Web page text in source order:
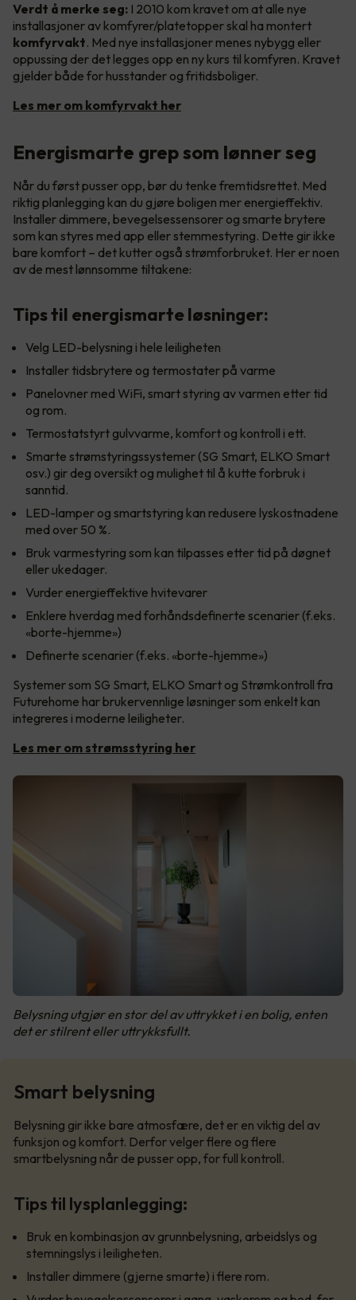
Verdt å merke seg: I 2010 kom kravet om at alle nye
installasjoner av komfyrer/platetopper skal ha montert
komfyrvakt. Med nye installasjoner menes nybygg eller
oppussing der det legges opp en ny kurs til komfyren. Kravet
gjelder både for husstander og fritidsboliger.
Les mer om komfyrvakt her
Energismarte grep som lønner seg
Når du først pusser opp, bør du tenke fremtidsrettet. Med
riktig planlegging kan du gjøre boligen mer energieffektiv.
Installer dimmere, bevegelsessensorer og smarte brytere
som kan styres med app eller stemmestyring. Dette gir ikke
bare komfort – det kutter også strømforbruket. Her er noen
av de mest lønnsomme tiltakene:
Tips til energismarte løsninger:
Velg LED-belysning i hele leiligheten
Installer tidsbrytere og termostater på varme
Panelovner med WiFi, smart styring av varmen etter tid
og rom.
Termostatstyrt gulvvarme, komfort og kontroll i ett.
Smarte strømstyringssystemer (SG Smart, ELKO Smart
osv.) gir deg oversikt og mulighet til å kutte forbruk i
sanntid.
LED-lamper og smartstyring kan redusere lyskostnadene
med over 50 %.
Bruk varmestyring som kan tilpasses etter tid på døgnet
eller ukedager.
Vurder energieffektive hvitevarer
Enklere hverdag med forhåndsdefinerte scenarier (f.eks.
«borte-hjemme»)
Definerte scenarier (f.eks. «borte-hjemme»)
Systemer som SG Smart, ELKO Smart og Strømkontroll fra
Futurehome har brukervennlige løsninger som enkelt kan
integreres i moderne leiligheter.
Les mer om strømsstyring her
Belysning utgjør en stor del av uttrykket i en bolig, enten
det er stilrent eller uttrykksfullt.
Smart belysning
Belysning gir ikke bare atmosfære, det er en viktig del av
funksjon og komfort. Derfor velger flere og flere
smartbelysning når de pusser opp, for full kontroll.
Tips til lysplanlegging:
Bruk en kombinasjon av grunnbelysning, arbeidslys og
stemningslys i leiligheten.
Installer dimmere (gjerne smarte) i flere rom.